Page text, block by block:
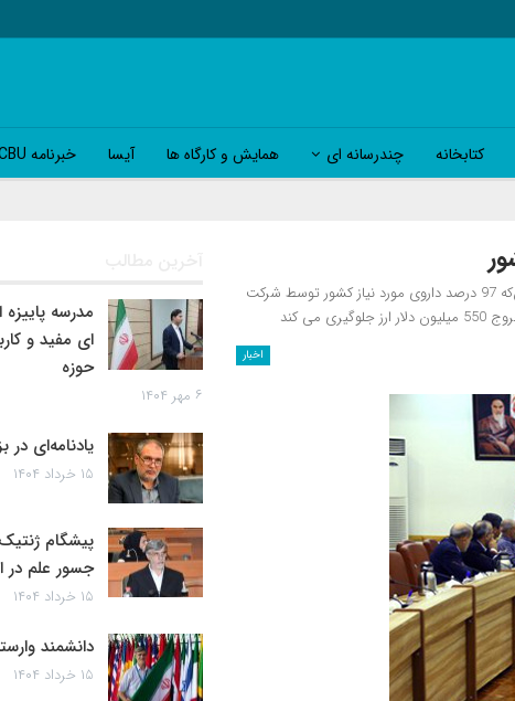
کتابخانه چندرسانه ای همایش و کارگاه ها آیسا خبرنامه CBU
معاون علمی و فناوری رییس‌جمهوری در نشست صمیمی با جمعی از نمایندگان مجلس شورای اسلامی با بیان این‌که 97 درصد داروی مورد نیاز کشور توسط شرکت‌
اخبار
آخرین مطالب
مدرسه
ای مفید و
حوزه
۶ مهر ۱۴۰۴
یادنامه‌ای در
۱۵ خرداد ۱۴۰۴
پیشگام
جسور علم در
۱۵ خرداد ۱۴۰۴
دانشمند
۱۵ خرداد ۱۴۰۴